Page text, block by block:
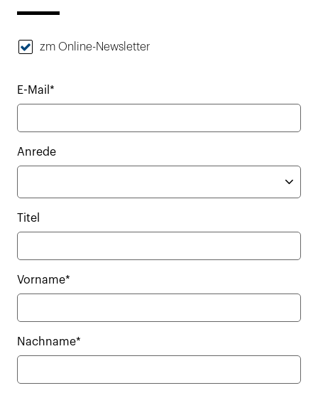
zm Online-Newsletter
E-Mail*
Anrede
Titel
Vorname*
Nachname*